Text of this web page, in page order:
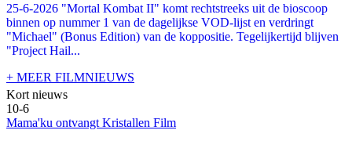
25-6-2026 "Mortal Kombat II" komt rechtstreeks uit de bioscoop
binnen op nummer 1 van de dagelijkse VOD-lijst en verdringt
"Michael" (Bonus Edition) van de koppositie. Tegelijkertijd blijven
"Project Hail...
+ MEER FILMNIEUWS
Kort nieuws
10-6
Mama'ku ontvangt Kristallen Film